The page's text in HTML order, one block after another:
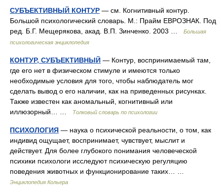
СУБЪЕКТИВНЫЙ КОНТУР — см. Когнитивный контур.
Большой психологический словарь. М.: Прайм ЕВРОЗНАК. Под
ред. Б.Г. Мещерякова, акад. В.П. Зинченко. 2003 …
Большая
психологическая энциклопедия
КОНТУР, СУБЪЕКТИВНЫЙ — Контур, воспринимаемый там,
где его нет в физическом стимуле и имеются только
необходимые условия для того, чтобы наблюдатель мог
сделать вывод о его наличии, как на приведенных рисунках.
Также известен как аномальный, когнитивный или
иллюзорный… …
Толковый словарь по психологии
ПСИХОЛОГИЯ — наука о психической реальности, о том, как
индивид ощущает, воспринимает, чувствует, мыслит и
действует. Для более глубокого понимания человеческой
психики психологи исследуют психическую регуляцию
поведения животных и функционирование таких… …
Энциклопедия Кольера